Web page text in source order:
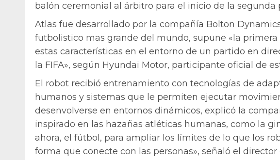
balón ceremonial al árbitro para el inicio de la segunda
Atlas fue desarrollado por la compañía Bolton
futbolistico mas grande del mundo, supune «la
estas características en el entorno de un partido en
la FIFA», según Hyundai Motor, participante oficial de
El robot recibió entrenamiento con tecnologías de
humanos y sistemas que le permiten ejecutar
desenvolverse en entornos dinámicos, explicó la
inspirado en las hazañas atléticas humanas, como la
ahora, el fútbol, para ampliar los límites de lo que los
forma que conecte con las personas», señaló el